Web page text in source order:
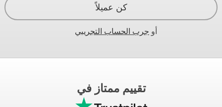
كن عميلاً
أو جرب الحساب التجريبي
تقييم ممتاز في